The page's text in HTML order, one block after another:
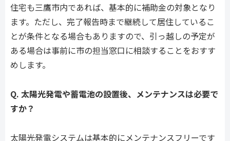
住宅も三鷹市内であれば、基本的に補助金の対象となり
ます。ただし、完了報告時まで継続して居住しているこ
とが条件となる場合もありますので、引っ越しの予定が
ある場合は事前に市の担当窓口に相談することをおすす
めします。
Q. 太陽光発電や蓄電池の設置後、メンテナンスは必要で
すか？
太陽光発電システムは基本的にメンテナンスフリーです